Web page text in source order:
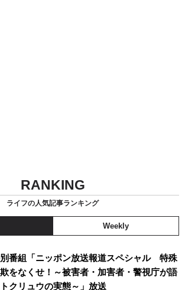
RANKING
ライフの人気記事ランキング
Weekly
番組「ニッポン放送報道スペシャル 特殊
をなくせ！～被害者・加害者・警視庁が語
クリュウの実態～」放送